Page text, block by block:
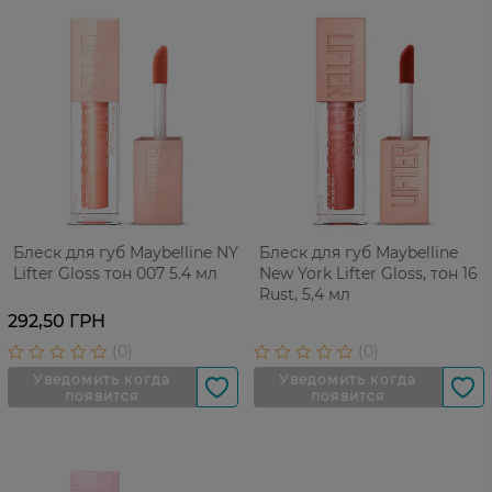
Блеск для губ Maybelline NY
Lifter Gloss тон 007 5.4 мл
292,50 ГРН
Блеск для губ Maybelline
New York Lifter Gloss, тон 16
Rust, 5,4 мл